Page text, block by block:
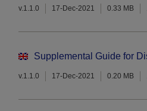
v.1.1.0 17-Dec-2021 0.33 MB
Supplemental Guide for
v.1.1.0 17-Dec-2021 0.20 MB